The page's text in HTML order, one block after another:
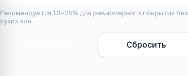
Рекомендуется 10–25% для равномерного покрытия без
сухих зон
Сбросить